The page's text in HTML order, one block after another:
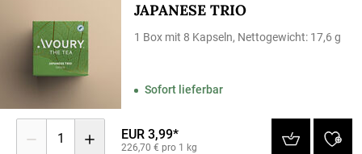
JAPANESE TRIO
1 Box mit 8 Kapseln, Nettogewicht: 17,6 g
Sofort lieferbar
1 EUR 3,99*
226,70 € pro 1 kg